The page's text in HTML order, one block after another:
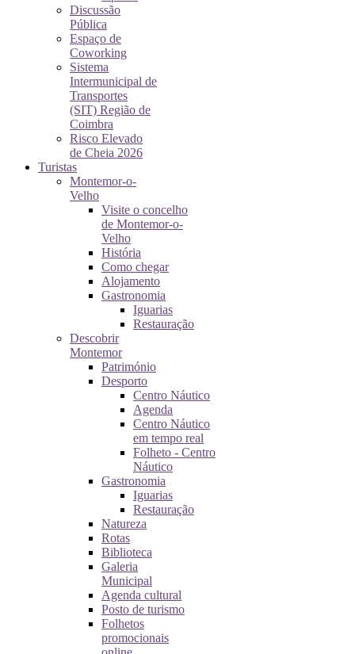
Discussão
Pública
Espaço de
Coworking
Sistema
Intermunicipal de
Transportes
(SIT) Região de
Coimbra
Risco Elevado
de Cheia 2026
Turistas
Montemor-o-
Velho
Visite o concelho
de Montemor-o-
Velho
História
Como chegar
Alojamento
Gastronomia
Iguarias
Restauração
Descobrir
Montemor
Património
Desporto
Centro Náutico
Agenda
Centro Náutico
em tempo real
Folheto - Centro
Náutico
Gastronomia
Iguarias
Restauração
Natureza
Rotas
Biblioteca
Galeria
Municipal
Agenda cultural
Posto de turismo
Folhetos
promocionais